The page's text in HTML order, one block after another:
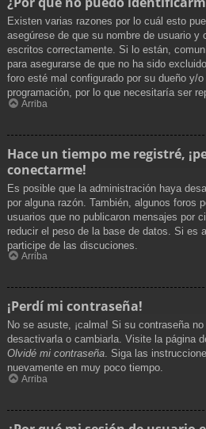
Existen varias razones por lo cuál esto
asegúrese de que su nombre de usuario y
escritos correctamente. Si lo están,
para asegurarse de que no ha sido
foro esté mal configurado por su dueño y/
programación, por lo que necesitaría ser
Arriba
Hace un tiempo me registré,
conectarme!
Es posible que la administración haya
por alguna razón. También, algunos foros
usuarios que no publicaron mensajes por
reducir el peso de la base de datos. Si es
participe de las discuciones.
Arriba
¡Perdí mi contraseña!
No se asuste, ¡calma! Si su contraseña
desactivarla o cambiarla. Visite la página
Olvidé mi contraseña. Siga las
nuevamente en muy poco tiempo.
Arriba